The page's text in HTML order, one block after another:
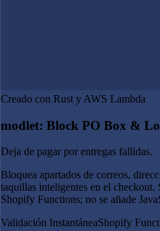
Creado con Rust y AWS Lambda
modlet: Block PO Box &
Deja de pagar por entregas fallidas.
Bloquea apartados de correos,
taquillas inteligentes en el checkout.
Shopify Functions; no se añade
Validación InstantáneaShopify